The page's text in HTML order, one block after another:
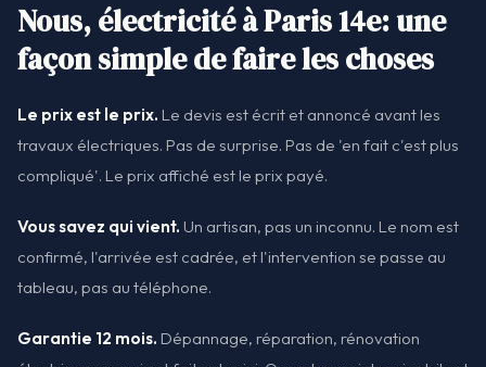
Nous, électricité à Paris 14e: une
façon simple de faire les choses
Le prix est le prix. Le devis est écrit et annoncé avant les
travaux électriques. Pas de surprise. Pas de 'en fait c'est plus
compliqué'. Le prix affiché est le prix payé.
Vous savez qui vient. Un artisan, pas un inconnu. Le nom est
confirmé, l'arrivée est cadrée, et l'intervention se passe au
tableau, pas au téléphone.
Garantie 12 mois. Dépannage, réparation, rénovation